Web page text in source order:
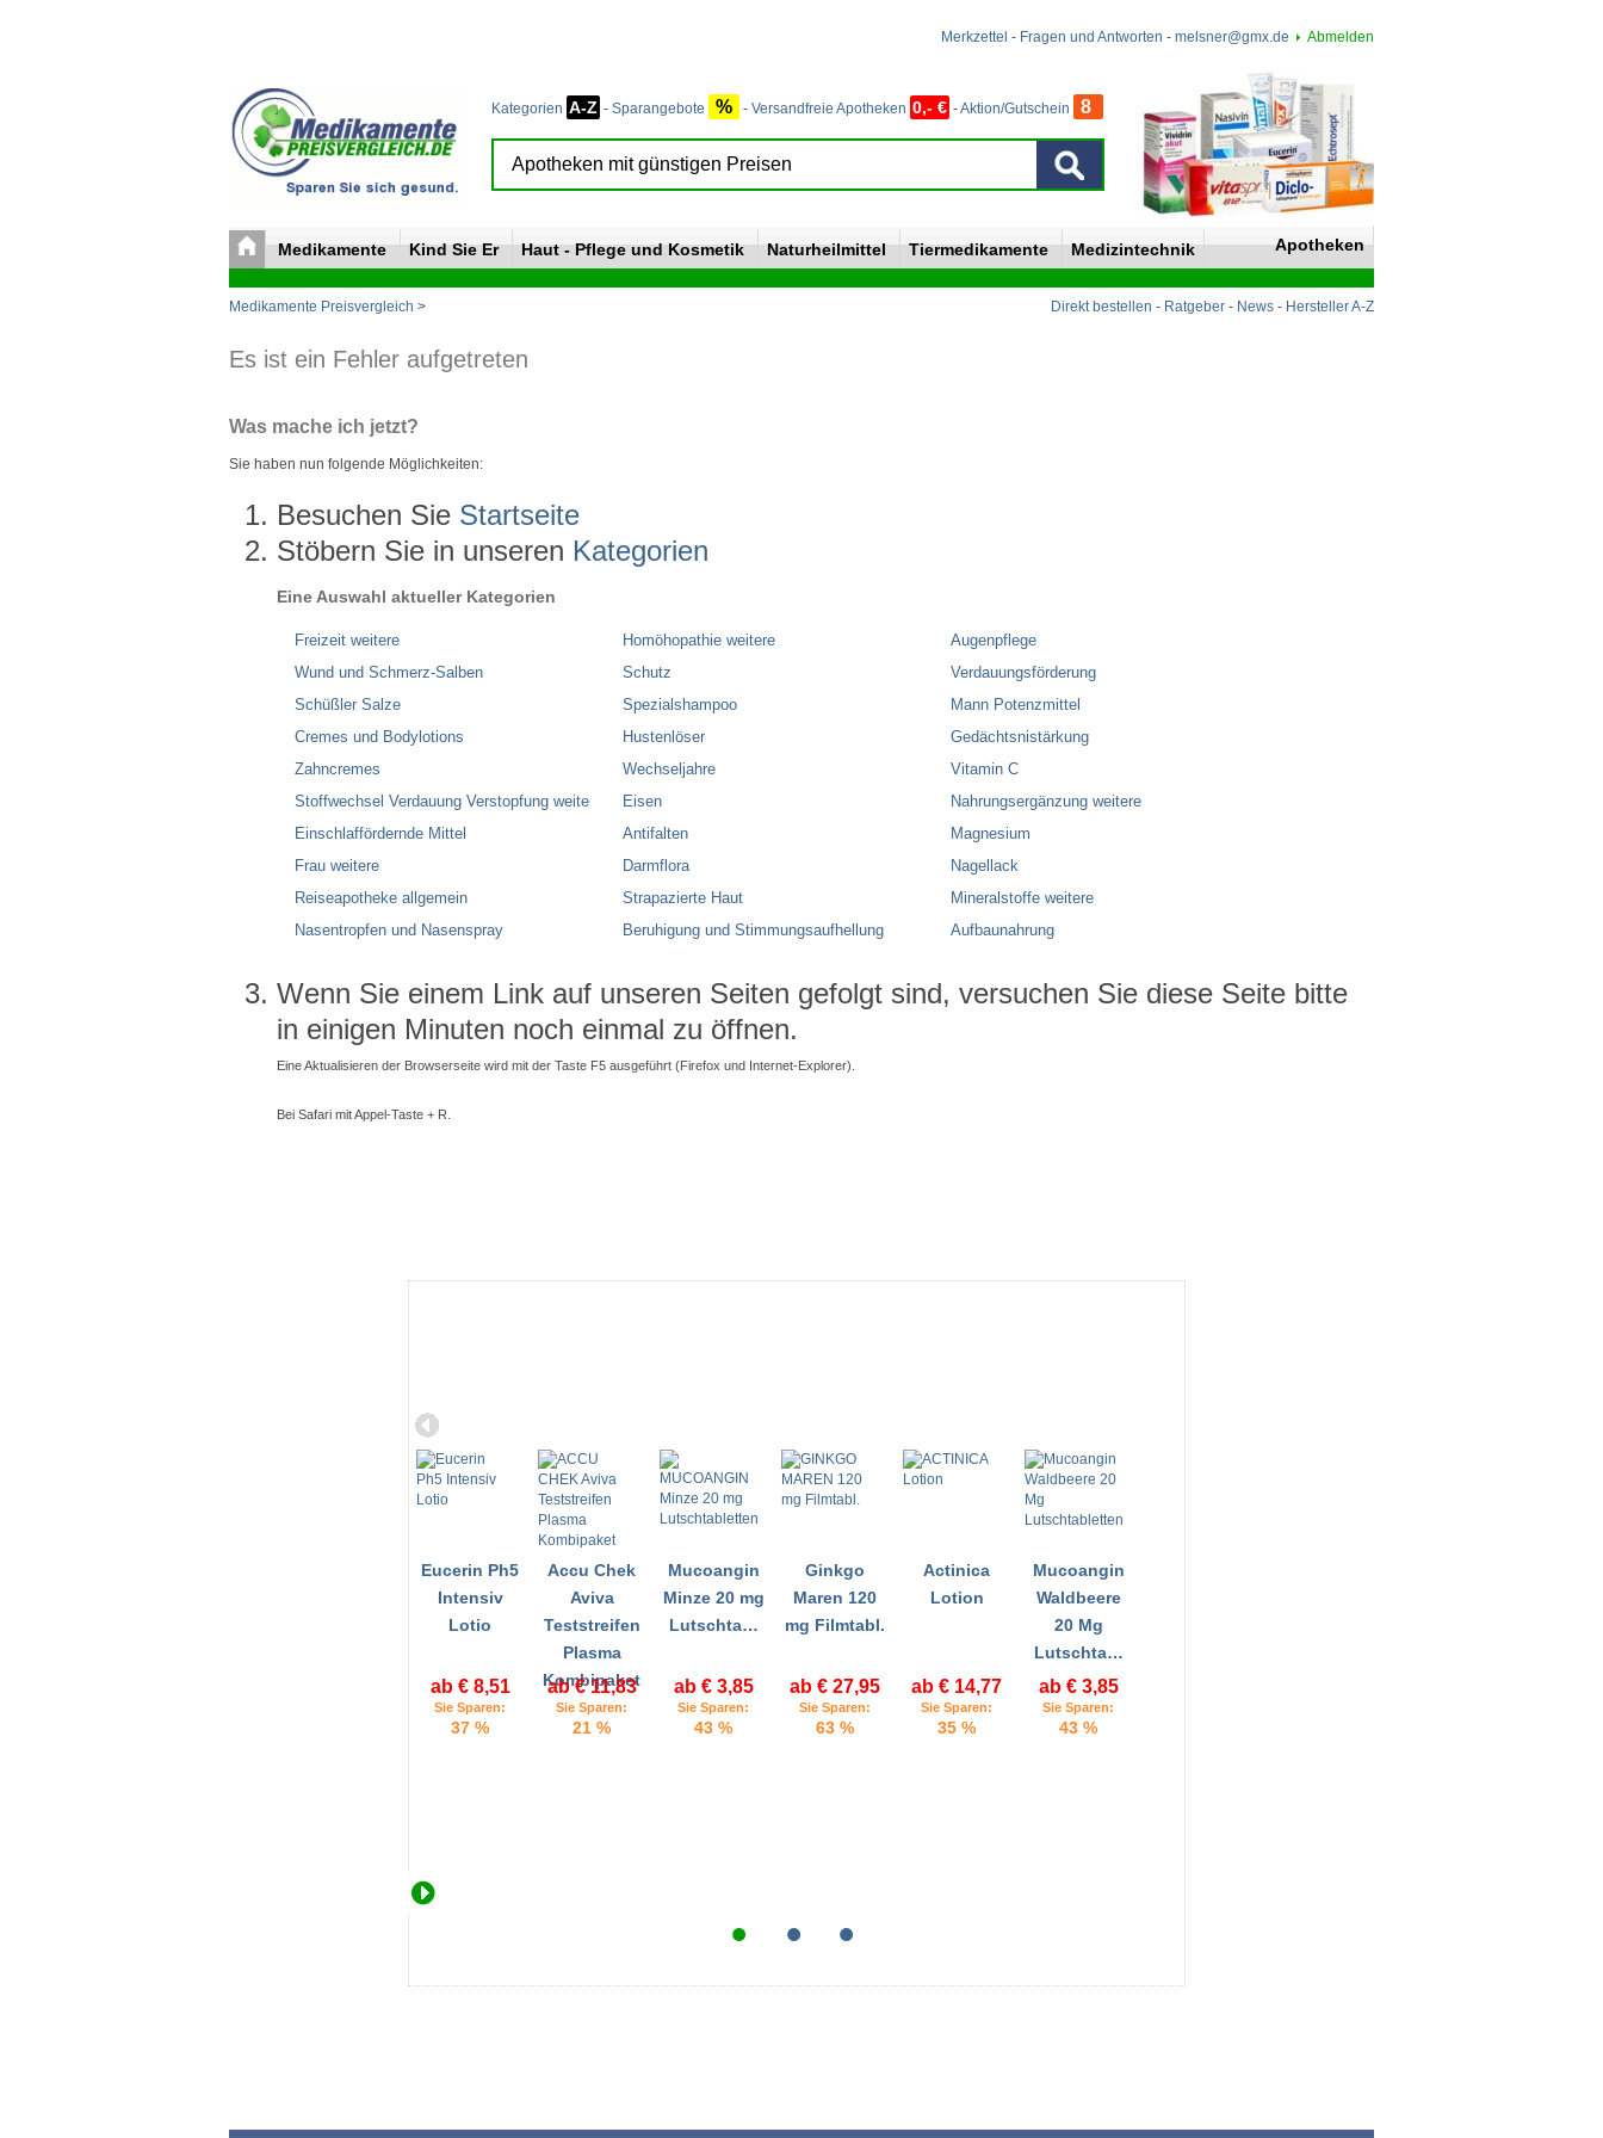
Merkzettel - Fragen und Antworten - melsner@gmx.de Abmelden
Kategorien A-Z - Sparangebote % - Versandfreie Apotheken 0,- € -Aktion/Gutschein 8
Medikamente Kind Sie Er Haut - Pflege und Kosmetik Naturheilmittel Tiermedikamente Medizintechnik Apotheken
Medikamente Preisvergleich > Direkt bestellen - Ratgeber - News - Hersteller A-Z
Es ist ein Fehler aufgetreten
Was mache ich jetzt?
Sie haben nun folgende Möglichkeiten:
Besuchen Sie Startseite
Stöbern Sie in unseren Kategorien
Eine Auswahl aktueller Kategorien
Freizeit weitere
Wund und Schmerz-Salben
Schüßler Salze
Cremes und Bodylotions
Zahncremes
Stoffwechsel Verdauung Verstopfung weite
Einschlaffördernde Mittel
Frau weitere
Reiseapotheke allgemein
Nasentropfen und Nasenspray
Homöhopathie weitere
Schutz
Spezialshampoo
Hustenlöser
Wechseljahre
Eisen
Antifalten
Darmflora
Strapazierte Haut
Beruhigung und Stimmungsaufhellung
Augenpflege
Verdauungsförderung
Mann Potenzmittel
Gedächtsnistärkung
Vitamin C
Nahrungsergänzung weitere
Magnesium
Nagellack
Mineralstoffe weitere
Aufbaunahrung
Wenn Sie einem Link auf unseren Seiten gefolgt sind, versuchen Sie diese Seite bitte
in einigen Minuten noch einmal zu öffnen.
Eine Aktualisieren der Browserseite wird mit der Taste F5 ausgeführt (Firefox und Internet-Explorer).
Bei Safari mit Appel-Taste + R.
Eucerin Ph5
Intensiv
Lotio
ab € 8,51
Sie Sparen:
37 %
Accu Chek
Aviva
Teststreifen
Plasma
Kombipaket
ab € 11,83
Sie Sparen:
21 %
Mucoangin
Minze 20 mg
Lutschta…
ab € 3,85
Sie Sparen:
43 %
Ginkgo
Maren 120
mg Filmtabl.
ab € 27,95
Sie Sparen:
63 %
Actinica
Lotion
ab € 14,77
Sie Sparen:
35 %
Mucoangin
Waldbeere
20 Mg
Lutschta…
ab € 3,85
Sie Sparen:
43 %
• • •